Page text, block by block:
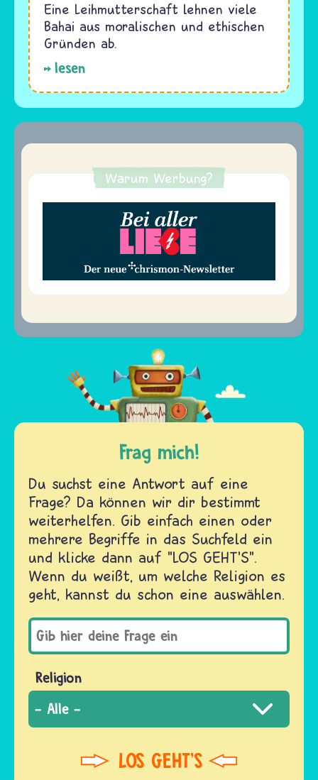
Eine Leihmutterschaft lehnen viele
Bahai aus moralischen und ethischen
Gründen ab.
lesen
Warum Werbung?
Frag mich!
Du suchst eine Antwort auf eine
Frage? Da können wir dir bestimmt
weiterhelfen. Gib einfach einen oder
mehrere Begriffe in das Suchfeld ein
und klicke dann auf "LOS GEHT'S".
Wenn du weißt, um welche Religion es
geht, kannst du schon eine auswählen.
Religion